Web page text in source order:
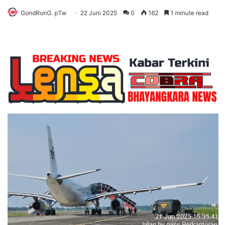
GondRonG. pTw 22 Juni 2025 0 162 1 minute read